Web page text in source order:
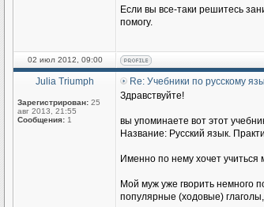
Если вы все-таки решитесь
помогу.
02 июл 2012, 09:00
Julia Triumph
Зарегистрирован: 25
авг 2013, 21:55
Сообщения: 1
Re: Учебники по русскому
Здравствуйте!
вы упоминаете вот этот
Название: Русский язык.
Именно по нему хочет
Мой муж уже гворить немного
популярные (ходовые)